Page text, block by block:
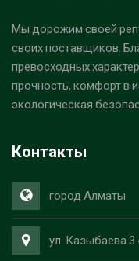
Мы дорожим своей
своих поставщиков.
превосходных
прочность, комфорт в
экологическая
Контакты
город Алматы
ул. Казыбаева 3